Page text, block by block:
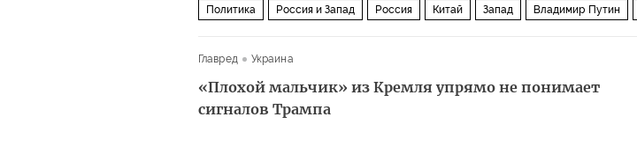
Политика Россия и Запад Россия Китай Запад Владимир Путин
Главред Украина
«Плохой мальчик» из Кремля упрямо не понимает
сигналов Трампа